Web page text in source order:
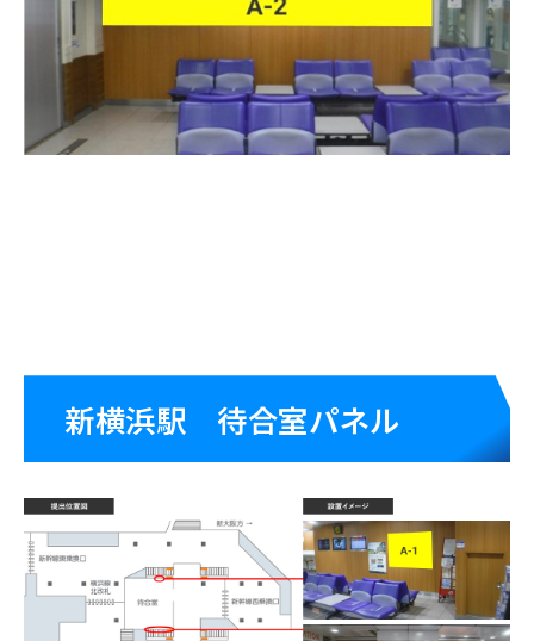
ニュース
新幹線
車内
広告
新幹線
駅広
新幹線
デジタルサイ
会社概要
新横浜駅 待合室パネル